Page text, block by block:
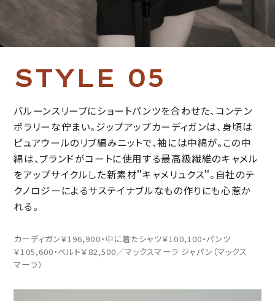
STYLE 05
バルーンスリーブにショートパンツを合わせた、コンテン
ポラリーな佇まい。ジップアップカーディガンは、身頃は
ピュアウールのリブ編みニットで、袖には中綿が。この中
綿は、ブランドがコートに使用する最高級繊維のキャメル
をアップサイクルした新素材＂キャメリュクス＂。自社のテ
クノロジーによるサステイナブルなもの作りにも心惹か
れる。
カーディガン￥196,900・中に着たシャツ￥100,100・パンツ
￥105,600・ベルト￥82,500／マックスマーラ ジャパン（マックス
マーラ）